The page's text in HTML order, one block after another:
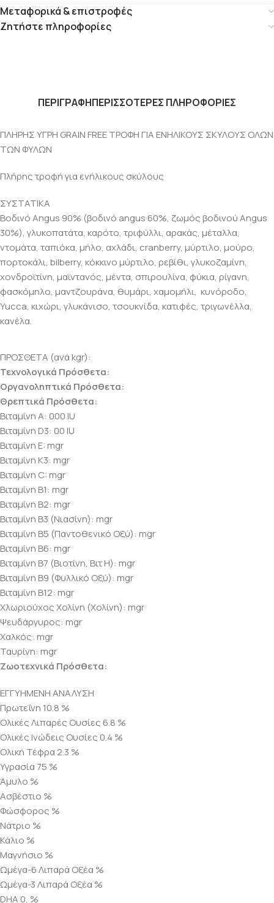
Μεταφορικά & επιστροφές
Ζητήστε πληροφορίες
ΠΕΡΙΓΡΑΦΗΠΕΡΙΣΣΟΤΕΡΕΣ ΠΛΗΡΟΦΟΡΙΕΣ
ΠΛΗΡΗΣ ΥΓΡΗ GRAIN FREE ΤΡΟΦΗ ΓΙΑ ΕΝΗΛΙΚΟΥΣ ΣΚΥΛΟΥΣ ΟΛΩΝ
ΤΩΝ ΦΥΛΩΝ
Πλήρης τροφή για ενήλικους σκύλους
ΣΥΣΤΑΤΙΚΑ
Βοδινό Angus 90% (βοδινό angus 60%, ζωμός βοδινού Angus
30%), γλυκοπατάτα, καρότο, τριφύλλι, αρακάς, μέταλλα,
ντομάτα, ταπιόκα, μήλο, αχλάδι, cranberry, μύρτιλο, μούρο,
πορτοκάλι, bilberry, κόκκινο μύρτιλο, ρεβίθι, γλυκοζαμίνη,
χονδροϊτίνη, μαϊντανός, μέντα, σπιρουλίνα, φύκια, ρίγανη,
φασκόμηλο, μαντζουράνα, θυμάρι, χαμομήλι, κυνόροδο,
Yucca, κιχώρι, γλυκάνισο, τσουκνίδα, κατιφές, τριγωνέλλα,
κανέλα.
ΠΡΟΣΘΕΤΑ (ανά kgr):
Τεχνολογικά Πρόσθετα:
Οργανοληπτικά Πρόσθετα:
Θρεπτικά Πρόσθετα:
Βιταμίνη Α: 000 IU
Βιταμίνη D3: 00 IU
Βιταμίνη E: mgr
Βιταμίνη Κ3: mgr
Βιταμίνη C: mgr
Βιταμίνη B1: mgr
Βιταμίνη B2: mgr
Βιταμίνη B3 (Νιασίνη): mgr
Βιταμίνη B5 (Παντοθενικό Οξύ): mgr
Βιταμίνη B6: mgr
Βιταμίνη B7 (Βιοτίνη, Βιτ Η): mgr
Βιταμίνη B9 (Φυλλικό Οξύ): mgr
Βιταμίνη B12: mgr
Χλωριούχος Χολίνη (Χολίνη): mgr
Ψευδάργυρος: mgr
Χαλκός: mgr
Ταυρίνη: mgr
Ζωοτεχνικά Πρόσθετα:
ΕΓΓΥΗΜΕΝΗ ΑΝΑΛΥΣΗ
Πρωτεΐνη 10.8 %
Ολικές Λιπαρές Ουσίες 6.8 %
Ολικές Ινώδεις Ουσίες 0.4 %
Ολική Τέφρα 2.3 %
Υγρασία 75 %
Άμυλο %
Ασβέστιο %
Φώσφορος %
Νάτριο %
Κάλιο %
Μαγνήσιο %
Ωμέγα-6 Λιπαρά Οξέα %
Ωμέγα-3 Λιπαρά Οξέα %
DHA 0, %